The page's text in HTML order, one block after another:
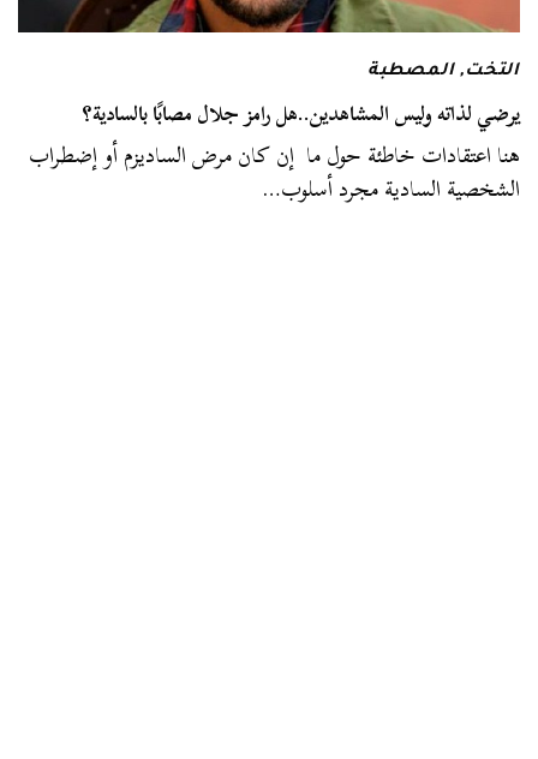
التخت,المصطبة
يرضي لذاته وليس المشاهدين..هل رامز جلال مصابًا بالسادية؟
هنا اعتقادات خاطئة حول ما إن كان مرض الساديزم أو إضطراب
الشخصية السادية مجرد أسلوب…